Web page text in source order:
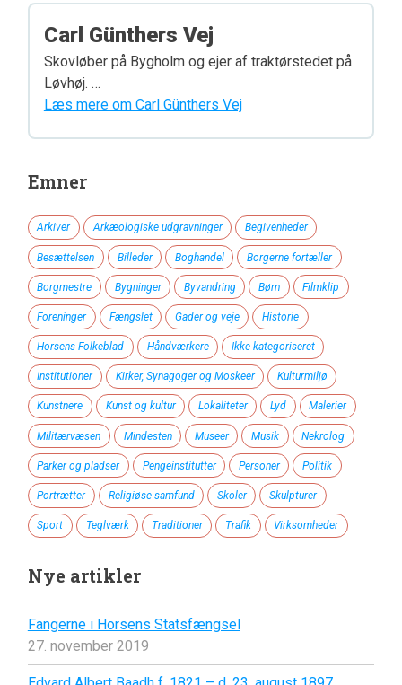
Carl Günthers Vej
Skovløber på Bygholm og ejer af traktørstedet på
Løvhøj. …
Læs mere om Carl Günthers Vej
Emner
Arkiver Arkæologiske udgravninger Begivenheder
Besættelsen Billeder Boghandel Borgerne fortæller
Borgmestre Bygninger Byvandring Børn Filmklip
Foreninger Fængslet Gader og veje Historie
Horsens Folkeblad Håndværkere Ikke kategoriseret
Institutioner Kirker, Synagoger og Moskeer Kulturmiljø
Kunstnere Kunst og kultur Lokaliteter Lyd Malerier
Militærvæsen Mindesten Museer Musik Nekrolog
Parker og pladser Pengeinstitutter Personer Politik
Portrætter Religiøse samfund Skoler Skulpturer
Sport Teglværk Traditioner Trafik Virksomheder
Nye artikler
Fangerne i Horsens Statsfængsel
27. november 2019